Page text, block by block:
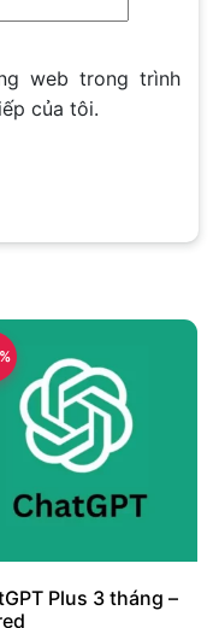
web trong trình
của tôi.
Plus 3 tháng –